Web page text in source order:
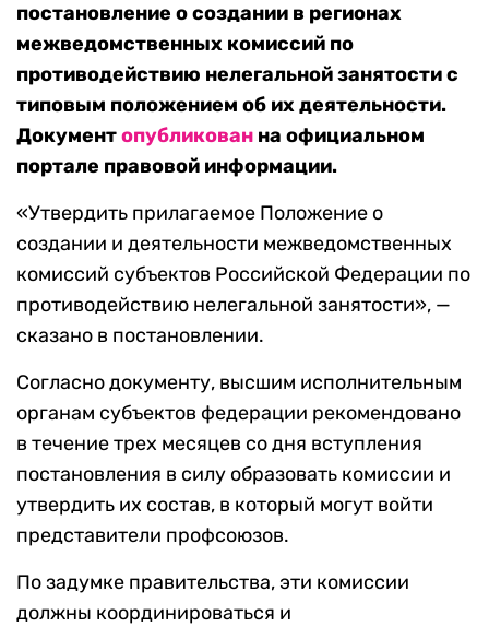
постановление о создании в регионах
межведомственных комиссий по
противодействию нелегальной занятости с
типовым положением об их деятельности.
Документопубликован на официальном
портале правовой информации.
«Утвердить прилагаемое Положение о
создании и деятельности межведомственных
комиссий субъектов Российской Федерации по
противодействию нелегальной занятости», —
сказано в постановлении.
Согласно документу, высшим исполнительным
органам субъектов федерации рекомендовано
в течение трех месяцев со дня вступления
постановления в силу образовать комиссии и
утвердить их состав, в который могут войти
представители профсоюзов.
По задумке правительства, эти комиссии
должны координироваться и